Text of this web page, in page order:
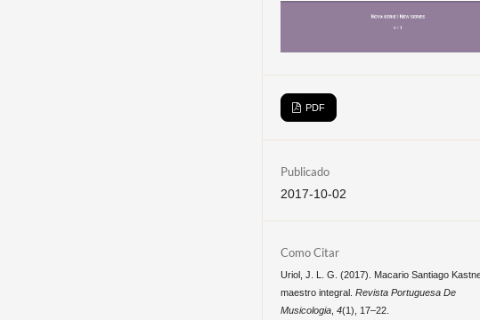
PDF
Publicado
2017-10-02
Como Citar
Uriol, J. L. G. (2017). Macario Santiago
maestro integral.Revista Portuguesa De
Musicologia ,4(1), 17–22.